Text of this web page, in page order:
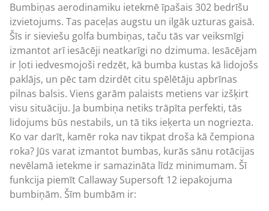
Bumbiņas aerodinamiku ietekmē īpašais 302 bedrīšu
izvietojums. Tas paceļas augstu un ilgāk uzturas gaisā.
Šīs ir sieviešu golfa bumbiņas, taču tās var veiksmīgi
izmantot arī iesācēji neatkarīgi no dzimuma. Iesācējam
ir ļoti iedvesmojoši redzēt, kā bumba kustas kā lidojošs
paklājs, un pēc tam dzirdēt citu spēlētāju apbrīnas
pilnas balsis. Viens garām palaists metiens var izšķirt
visu situāciju. Ja bumbiņa netiks trāpīta perfekti, tās
lidojums būs nestabils, un tā tiks ieķerta un nogriezta.
Ko var darīt, kamēr roka nav tikpat droša kā čempiona
roka? Jūs varat izmantot bumbas, kurās sānu rotācijas
nevēlamā ietekme ir samazināta līdz minimumam. Šī
funkcija piemīt Callaway Supersoft 12 iepakojuma
bumbiņām. Šīm bumbām ir: